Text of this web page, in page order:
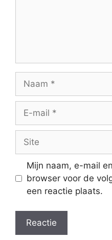
Naam
Site
Mijn naam, e-mail
browser voor de
een reactie plaats.